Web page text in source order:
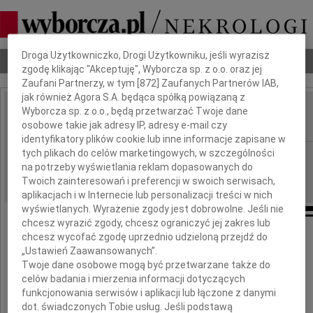
Nekrologi Odeszli Poradnik pogrzebowy
IMIĘ I NAZWISKO: Leszka Cieciure
REGION: cała Polska
DATA EMISJI: 08.10.2009
profesora dr. hab. med.
Dbamy o Twoją prywatność
Droga Użytkowniczko, Drogi Użytkowniku, jeśli wyrazisz
zgodę klikając "Akceptuję", Wyborcza sp. z o.o. oraz jej
Zaufani Partnerzy, w tym [872] Zaufanych Partnerów IAB,
jak również Agora S.A. będąca spółką powiązaną z
Wyborcza sp. z o.o., będą przetwarzać Twoje dane
osobowe takie jak adresy IP, adresy e-mail czy
identyfikatory plików cookie lub inne informacje zapisane w
tych plikach do celów marketingowych, w szczególności
na potrzeby wyświetlania reklam dopasowanych do
Twoich zainteresowań i preferencji w swoich serwisach,
aplikacjach i w Internecie lub personalizacji treści w nich
wyświetlanych. Wyrażenie zgody jest dobrowolne. Jeśli nie
chcesz wyrazić zgody, chcesz ograniczyć jej zakres lub
chcesz wycofać zgodę uprzednio udzieloną przejdź do
„Ustawień Zaawansowanych”.
Twoje dane osobowe mogą być przetwarzane także do
celów badania i mierzenia informacji dotyczących
funkcjonowania serwisów i aplikacji lub łączone z danymi
dot. świadczonych Tobie usług. Jeśli podstawą